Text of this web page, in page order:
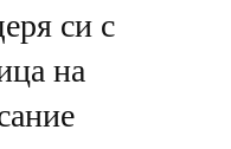
си с
на